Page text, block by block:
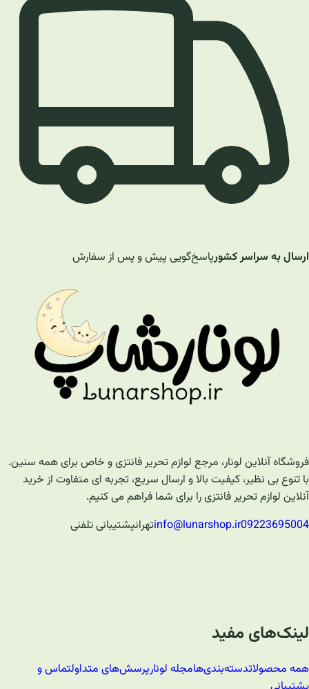
ارسال به سراسر کشورپاسخ‌گویی پیش و پس از سفارش
فروشگاه آنلاین لونار، مرجع لوازم تحریر فانتزی و خاص برای همه سنین.
با تنوع بی نظیر، کیفیت بالا و ارسال سریع، تجربه ای متفاوت از خرید
آنلاین لوازم تحریر فانتزی را برای شما فراهم می کنیم.
09223695004
info@lunarshop.irتهرانپشتیبانی تلفنی
لینک‌های مفید
همه محصولاتدسته‌بندی‌هامجله لونارپرسش‌های متداولتماس و